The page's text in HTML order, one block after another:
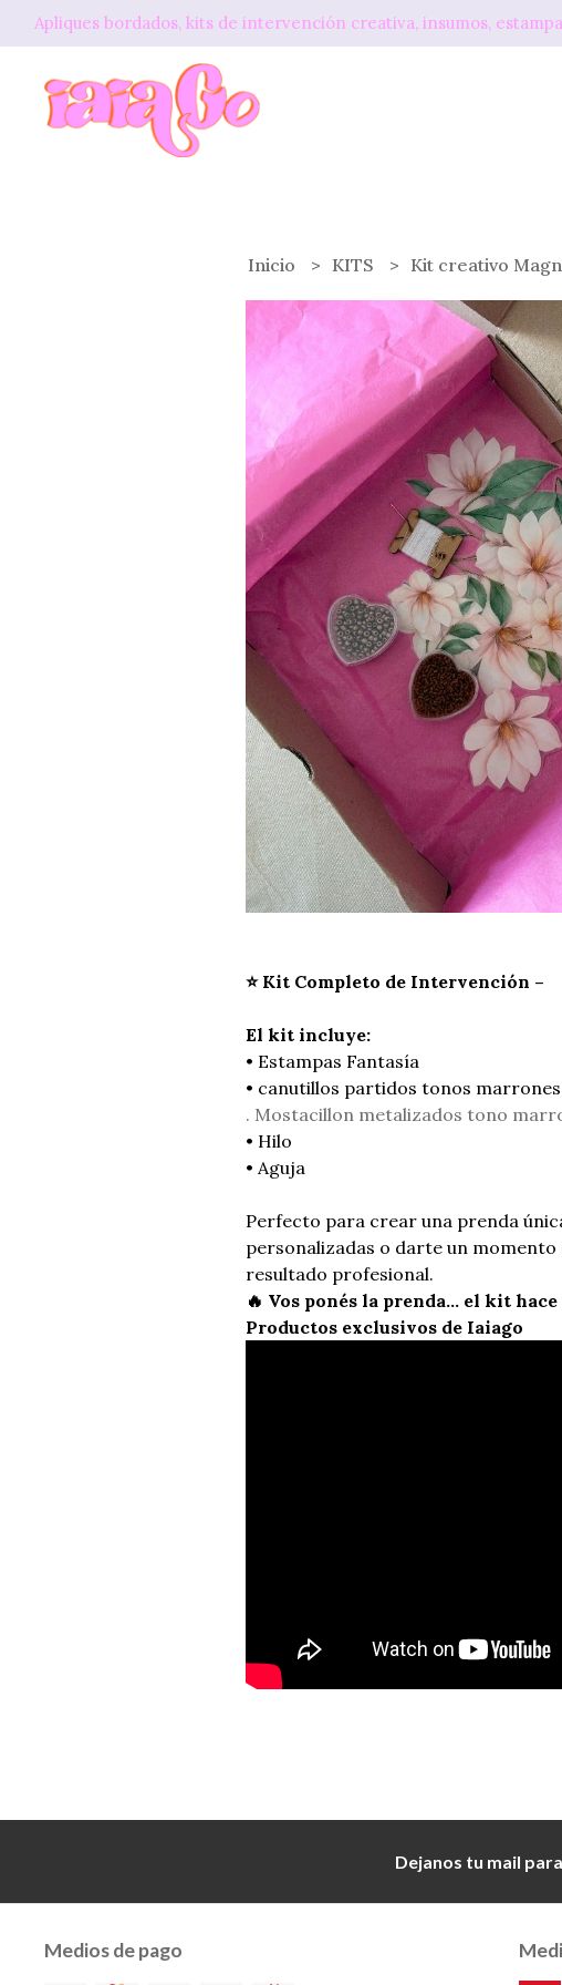
Apliques bordados, kits de intervención creativa, insumos,
Inicio KITS Kit creativo
⭐️ Kit Completo de Intervención –
El kit incluye:
• Estampas Fantasía
• canutillos partidos tonos marrones
. Mostacillon metalizados tono
• Hilo
• Aguja
Perfecto para crear una prenda
personalizadas o darte un
resultado profesional.
🔥 Vos ponés la prenda… el kit
Productos exclusivos de Iaiago
Dejanos tu mail
Medios de pago